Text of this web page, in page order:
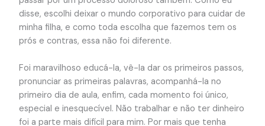
disse, escolhi deixar o mundo corporativo para cuidar de
minha filha, e como toda escolha que fazemos tem os
prós e contras, essa não foi diferente.
Foi maravilhoso educá-la, vê-la dar os primeiros passos,
pronunciar as primeiras palavras, acompanhá-la no
primeiro dia de aula, enfim, cada momento foi único,
especial e inesquecível. Não trabalhar e não ter dinheiro
foi a parte mais difícil para mim. Por mais que tenha